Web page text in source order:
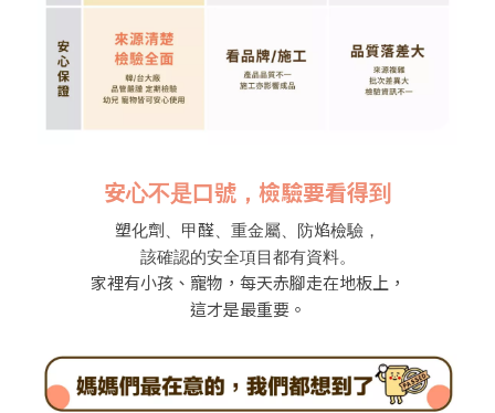
安心不是口號，檢驗要看得到
塑化劑、甲醛、重金屬、防焰檢驗，
該確認的安全項目都有資料。
家裡有小孩、寵物，每天赤腳走在地板上，
這才是最重要。